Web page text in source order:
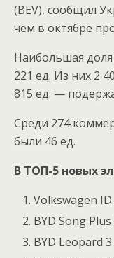
(BEV), сообщил
чем в октябре
Наибольшая
221 ед. Из них 2
815 ед. —
Среди 274
были 46 ед.
В ТОП-5 новых
Volkswagen
BYD Song
BYD Leopard